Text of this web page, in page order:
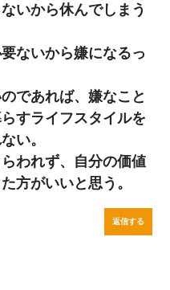
いから休んでしまう
ないから嫌になるっ
であれば、嫌なこと
すライフスタイルを
い。
われず、自分の価値
方がいいと思う。
返信する